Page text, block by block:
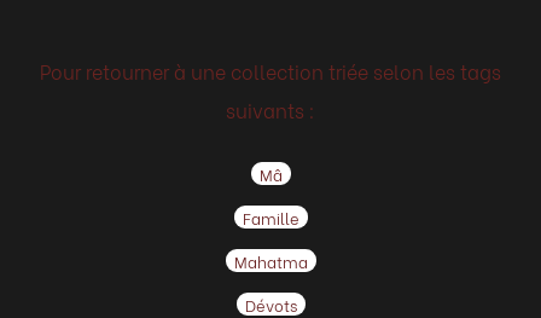
Pour retourner à une collection triée selon les tags
suivants :
Mâ
Famille
Mahatma
Dévots